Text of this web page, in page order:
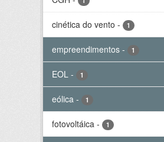
cinética do vento - 1
empreendimentos - 1
EOL - 1
eólica - 1
fotovoltáica - 1